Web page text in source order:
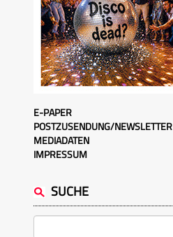
E-PAPER
POSTZUSENDUNG/NEWSLETTER
MEDIADATEN
IMPRESSUM
SUCHE